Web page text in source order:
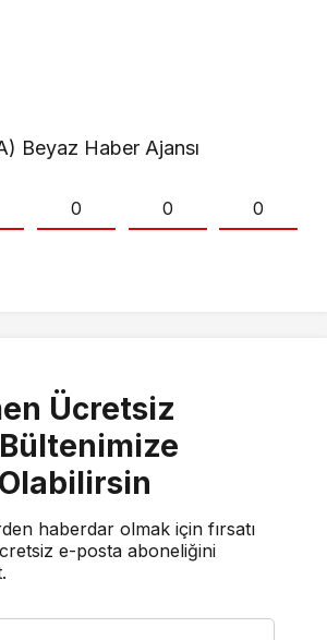
Beyaz Haber Ajansı
0 0 0
Ücretsiz
haberdar olmak için fırsatı
e-posta aboneliğini